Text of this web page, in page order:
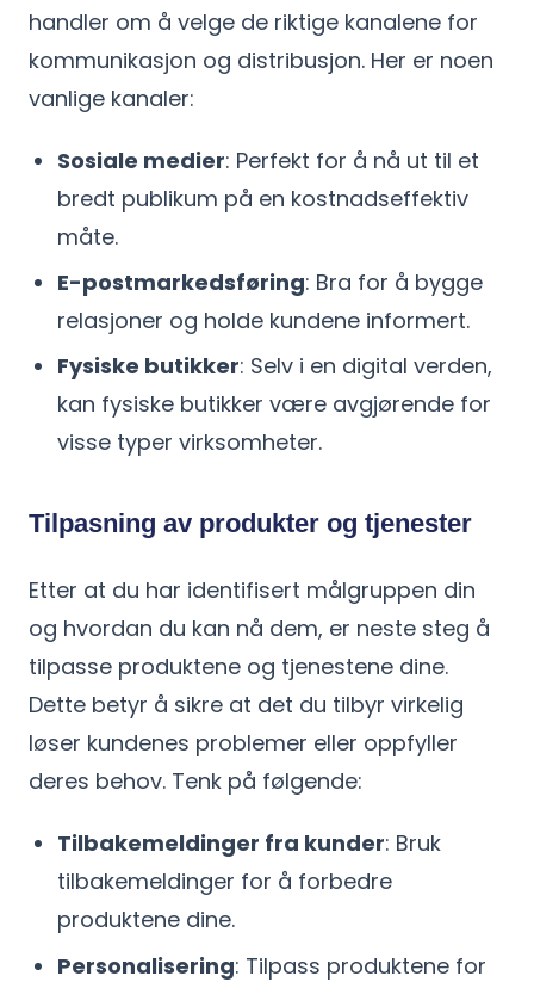
handler om å velge de riktige kanalene for
kommunikasjon og distribusjon. Her er noen
vanlige kanaler:
Sosiale medier: Perfekt for å nå ut til et
bredt publikum på en kostnadseffektiv
måte.
E-postmarkedsføring: Bra for å bygge
relasjoner og holde kundene informert.
Fysiske butikker: Selv i en digital verden,
kan fysiske butikker være avgjørende for
visse typer virksomheter.
Tilpasning av produkter og tjenester
Etter at du har identifisert målgruppen din
og hvordan du kan nå dem, er neste steg å
tilpasse produktene og tjenestene dine.
Dette betyr å sikre at det du tilbyr virkelig
løser kundenes problemer eller oppfyller
deres behov. Tenk på følgende:
Tilbakemeldinger fra kunder: Bruk
tilbakemeldinger for å forbedre
produktene dine.
Personalisering: Tilpass produktene for